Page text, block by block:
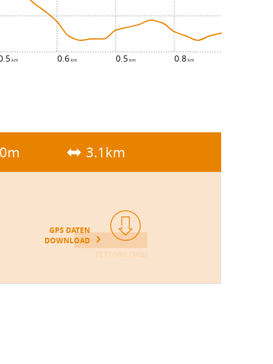
0.6 0.5 0.8
3.1km
GPS DATEN
DOWNLOAD
TEXT/XML(3KB)